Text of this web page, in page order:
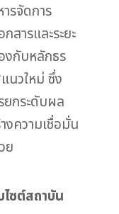
รจัดการ
สารและระยะ
งกับหลักธร
นวใหม่ ซึ่ง
กระดับผล
งความเชื่อมั่น
ย
ซต์สถาบัน